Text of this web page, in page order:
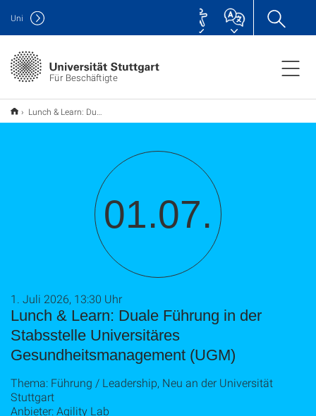
Für Beschäftigte
Uni
Lunch & Learn: Duale Führung in der Stabsstelle Universitäres Gesundheitsmanagement (UGM)
01.07.
Lunch & Learn: Duale Führung in der
Stabsstelle Universitäres
Gesundheitsmanagement (UGM)
1. Juli 2026, 13:30 Uhr
Thema: Führung / Leadership, Neu an der Universität
Stuttgart
Anbieter: Agility Lab